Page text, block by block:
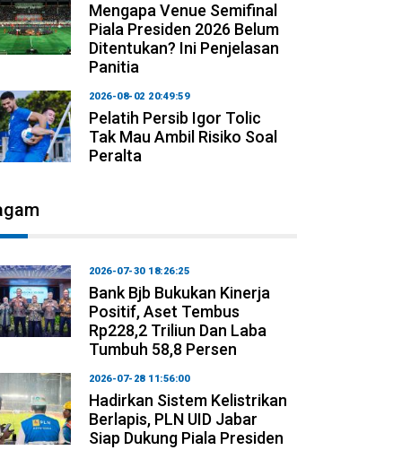
Mengapa Venue Semifinal
Piala Presiden 2026 Belum
Ditentukan? Ini Penjelasan
Panitia
2026-08-02 20:49:59
Pelatih Persib Igor Tolic
Tak Mau Ambil Risiko Soal
Peralta
2026-07-30 18:26:25
Bank Bjb Bukukan Kinerja
Positif, Aset Tembus
Rp228,2 Triliun Dan Laba
Tumbuh 58,8 Persen
2026-07-28 11:56:00
Hadirkan Sistem Kelistrikan
Berlapis, PLN UID Jabar
Siap Dukung Piala Presiden